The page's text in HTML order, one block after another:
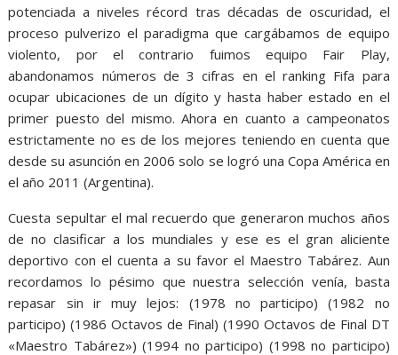
potenciada a niveles récord tras décadas de oscuridad, el
proceso pulverizo el paradigma que cargábamos de equipo
violento, por el contrario fuimos equipo Fair Play,
abandonamos números de 3 cifras en el ranking Fifa para
ocupar ubicaciones de un dígito y hasta haber estado en el
primer puesto del mismo. Ahora en cuanto a campeonatos
estrictamente no es de los mejores teniendo en cuenta que
desde su asunción en 2006 solo se logró una Copa América en
el año 2011 (Argentina).
Cuesta sepultar el mal recuerdo que generaron muchos años
de no clasificar a los mundiales y ese es el gran aliciente
deportivo con el cuenta a su favor el Maestro Tabárez. Aun
recordamos lo pésimo que nuestra selección venía, basta
repasar sin ir muy lejos: (1978 no participo) (1982 no
participo) (1986 Octavos de Final) (1990 Octavos de Final DT
«Maestro Tabárez») (1994 no participo) (1998 no participo)